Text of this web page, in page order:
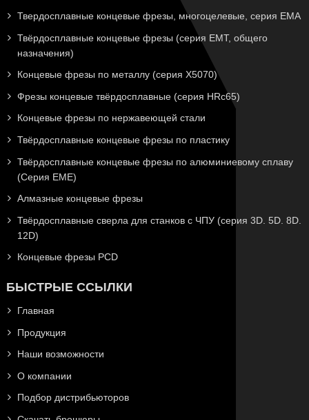
Твердосплавные концевые фрезы, многоцелевые, серия EMA
Твёрдосплавные концевые фрезы (серия EMT, общего
назначения)
Концевые фрезы по металлу (серия X5070)
Фрезы концевые твёрдосплавные (серия HRc65)
Концевые фрезы по нержавеющей стали
Твёрдосплавные концевые фрезы по пластику
Твёрдосплавные концевые фрезы по алюминиевому сплаву
(Серия EME)
Алмазные концевые фрезы
Твёрдосплавные сверла для станков с ЧПУ (серия 3D. 5D. 8D.
12D)
Концевые фрезы PCD
БЫСТРЫЕ ССЫЛКИ
Главная
Продукция
Наши возможности
О компании
Подбор дистрибьюторов